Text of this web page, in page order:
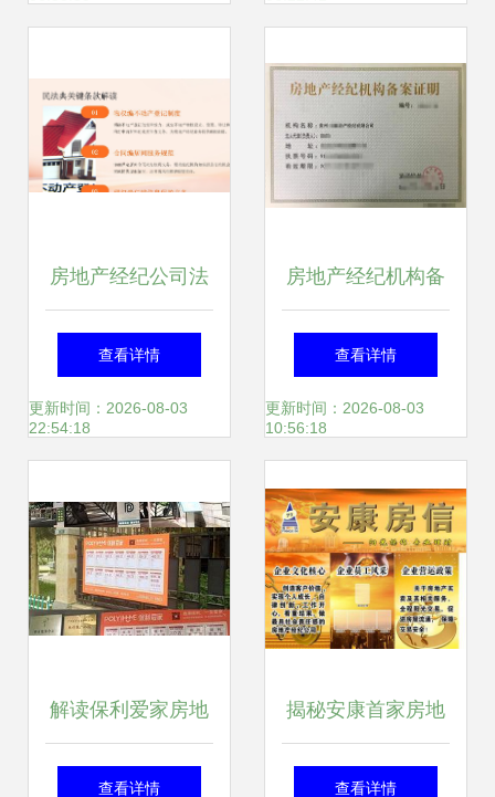
房地产经纪公司法
律培训 合规经营与
风险防范指南
查看详情
更新时间：2026-08-03
22:54:18
房地产经纪机构备
案证的重要性与办
理指南
查看详情
更新时间：2026-08-03
10:56:18
解读保利爱家房地
产经纪西安分公司
查看详情
揭秘安康首家房地
产经纪平台 房信如
查看详情